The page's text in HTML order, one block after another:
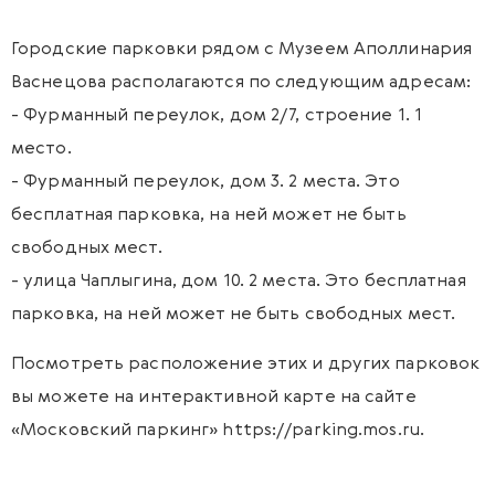
Городские парковки рядом с Музеем Аполлинария
Васнецова располагаются по следующим адресам:
- Фурманный переулок, дом 2/7, строение 1. 1
место.
- Фурманный переулок, дом 3. 2 места. Это
бесплатная парковка, на ней может не быть
свободных мест.
- улица Чаплыгина, дом 10. 2 места. Это бесплатная
парковка, на ней может не быть свободных мест.
Посмотреть расположение этих и других парковок
вы можете на интерактивной карте на сайте
«Московский паркинг» https://parking.mos.ru.